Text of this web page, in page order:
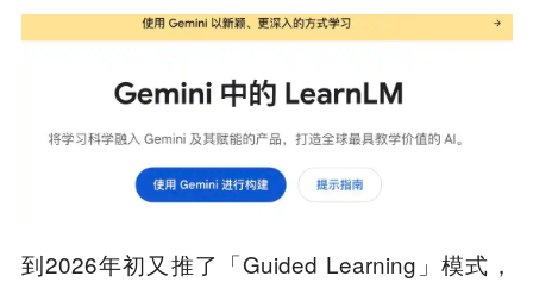
到2026年初又推了「Guided Learning」模式，